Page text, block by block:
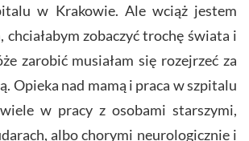
w Krakowie. Ale wciąż jestem
chciałabym zobaczyć trochę świata i
zarobić musiałam się rozejrzeć za
Opieka nad mamą i praca w szpitalu
w pracy z osobami starszymi,
albo chorymi neurologicznie i